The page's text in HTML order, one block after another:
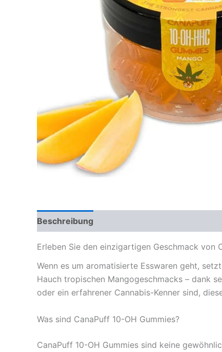
Beschreibung
Erleben Sie den einzigartigen Geschmack von
Wenn es um aromatisierte Esswaren geht, setzt
Hauch tropischen Mangogeschmacks – dank
oder ein erfahrener Cannabis-Kenner sind,
Was sind CanaPuff 10-OH Gummies?
CanaPuff 10-OH Gummies sind keine